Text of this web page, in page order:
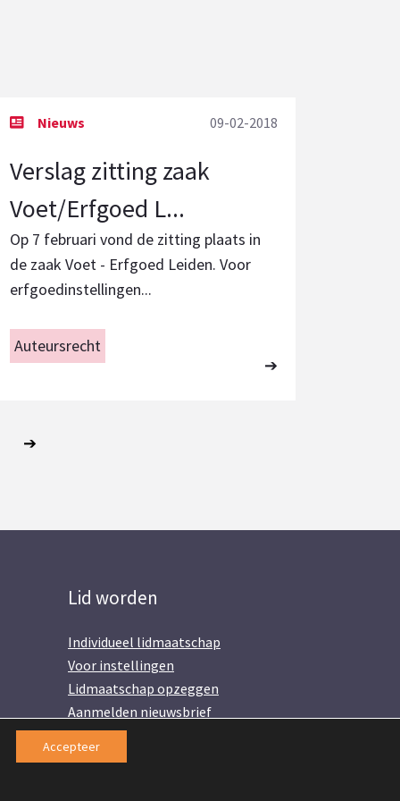
09-02-2018
Verslag zitting zaak
Voet/Erfgoed L...
Op 7 februari vond de zitting plaats in
de zaak Voet - Erfgoed Leiden. Voor
erfgoedinstellingen...
Auteursrecht
Lid worden
Individueel lidmaatschap
Voor instellingen
Lidmaatschap opzeggen
Aanmelden nieuwsbrief
Accepteer